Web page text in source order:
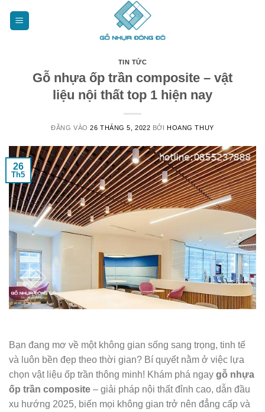
TIN TỨC
Gỗ nhựa ốp trần composite – vật
liệu nội thất top 1 hiện nay
ĐĂNG VÀO26 THÁNG 5, 2022 BỞIHOANG THUY
26
Th5
Bạn đang mơ về một không gian sống sang trọng, tinh tế
và luôn bền đẹp theo thời gian? Bí quyết nằm ở việc lựa
chọn vật liệu ốp trần thông minh! Khám phá ngay gỗ nhựa
ốp trần composite – giải pháp nội thất đỉnh cao, dẫn đầu
xu hướng 2025, biến mọi không gian trở nên đẳng cấp và